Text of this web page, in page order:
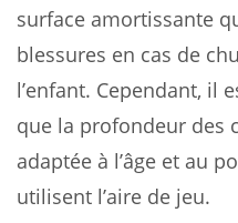
surface amortissante
blessures en cas de
l’enfant. Cependant, il
que la profondeur des
adaptée à l’âge et au
utilisent l’aire de jeu.